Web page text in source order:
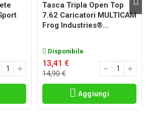
Tasca Tripla Open Top
7.62 Caricatori MULTICAM
Frog Industries®...
Disponibile
13,41 €
14,90 €
Aggiungi